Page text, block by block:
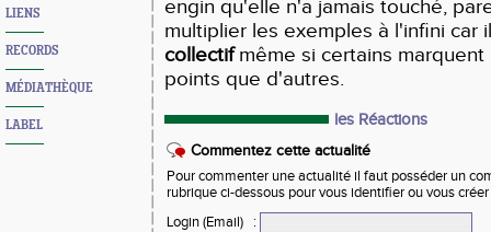
LIENS
RECORDS
MÉDIATHÈQUE
LABEL
engin qu'elle n'a jamais touché,
multiplier les exemples à l'infini car
collectifmême si certains
points que d'autres.
les Réactions
Commentez cette actualité
Pour commenter une actualité il faut posséder un
rubrique ci-dessous pour vous identifier ou vous
Login (Email)
: